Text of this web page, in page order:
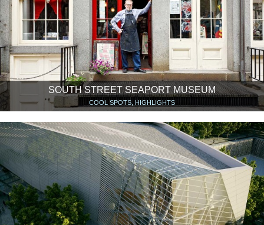
SOUTH STREET SEAPORT MUSEUM
COOL SPOTS, HIGHLIGHTS